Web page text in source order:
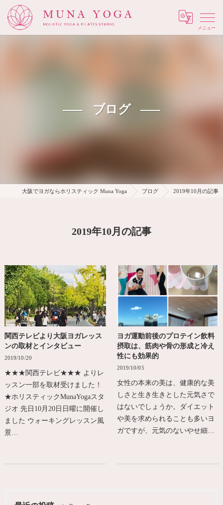
Menu
ブログ
大阪でヨガならホリスティック Muna Yoga ブログ 2019年10月の記事
2019年10月の記事
関西テレビより大阪ヨガレッス
ンの取材とインタビュー
2019/10/20
★★★関西テレビ★★★ よりレ
ッスン一部を取材受けました！
★ホリスティックMunaYogaスタ
ジオ 先日10月20日日曜に開催し
ました ウォーキングレッスン風
景…
ヨガ運動前後のプロテイン飲料
摂取は、筋肉や骨の形成と冷え
性にも効果的
2019/10/05
女性の本来の美は、健康的な美
しさと生き生きとした元気さで
はないでしょうか。ダイエット
や美を求められることも多いヨ
ガですが、元気のないやせ細…